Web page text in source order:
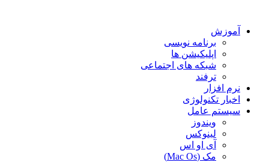
آموزش
برنامه نویسی
اپلیکیشن ها
شبکه های اجتماعی
ترفند
نرم افزار
اخبار تکنولوژی
سیستم عامل
ویندوز
لینوکس
آی او اس
مک (Mac Os)